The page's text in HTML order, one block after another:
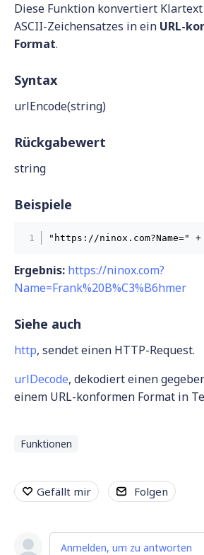
Diese Funktion konvertiert Klartext
ASCII-Zeichensatzes in ein URL-
Format.
Syntax
urlEncode(string)
Rückgabewert
string
Beispiele
"https://ninox.com?Name="
Ergebnis: https://ninox.com?
Name=Frank%20B%C3%B6hmer
Siehe auch
http, sendet einen HTTP-Request.
urlDecode, dekodiert einen
einem URL-konformen Format in
Funktionen
Gefällt mir Folgen
Anmelden, um zu antworten